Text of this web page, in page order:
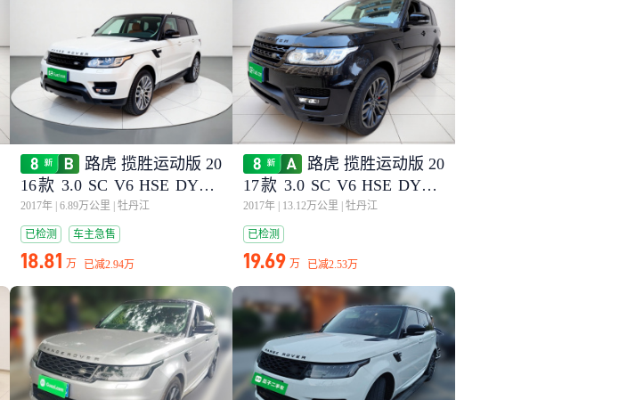
路虎 揽胜运动版 20
16款 3.0 SC V6 HSE DYNA
MIC
2017年 6.89万公里 牡丹江
已检测 车主急售
18.81 万 已减2.94万
路虎 揽胜运动版 20
17款 3.0 SC V6 HSE DYNA
MIC
2017年 13.12万公里 牡丹江
已检测
19.69 万 已减2.53万